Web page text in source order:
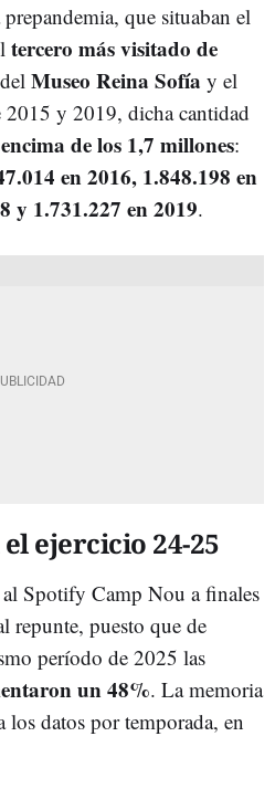
que situaban el
tercero más visitado de
Museo Reina Sofía y el
2015 y 2019, dicha cantidad
de los 1,7 millones:
en 2016, 1.848.198 en
y 1.731.227 en 2019.
ejercicio 24-25
Spotify Camp Nou a finales
repunte, puesto que de
período de 2025 las
un 48%. La memoria
datos por temporada, en